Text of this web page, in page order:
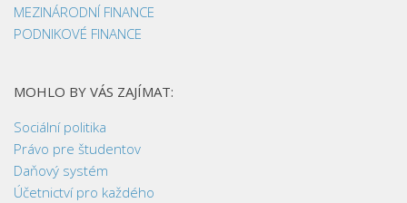
MEZINÁRODNÍ FINANCE
PODNIKOVÉ FINANCE
MOHLO BY VÁS ZAJÍMAT:
Sociální politika
Právo pre študentov
Daňový systém
Účetnictví pro každého